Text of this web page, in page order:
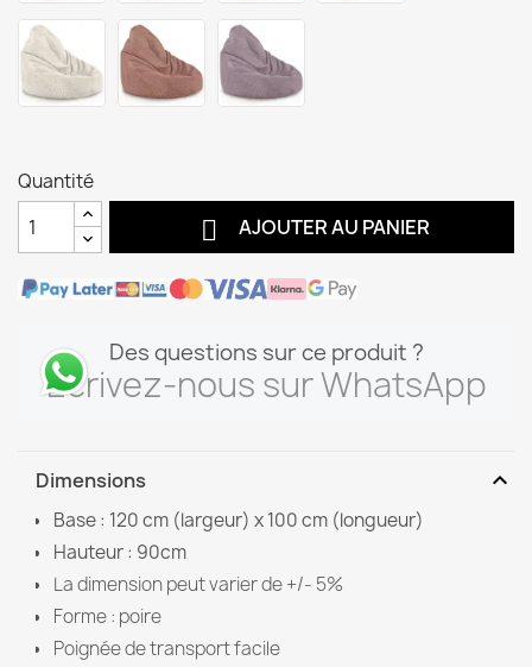
Quantité
 AJOUTER AU PANIER
Des questions sur ce produit ?
Écrivez-nous sur WhatsApp
Dimensions expand_more
Base : 120 cm (largeur) x 100 cm (longueur)
Hauteur : 90cm
La dimension peut varier de +/- 5%
Forme : poire
Poignée de transport facile